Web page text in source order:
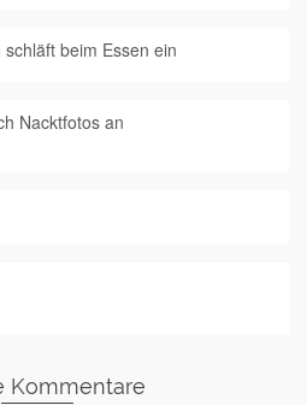
beim Essen ein
Nacktfotos an
Kommentare